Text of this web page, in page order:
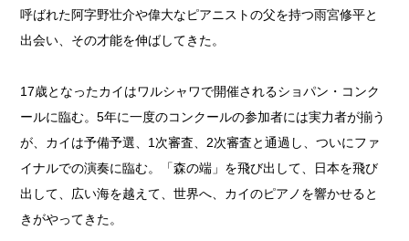
呼ばれた阿字野壮介や偉大なピアニストの父を持つ雨宮修平と
出会い、その才能を伸ばしてきた。
17歳となったカイはワルシャワで開催されるショパン・コンク
ールに臨む。5年に一度のコンクールの参加者には実力者が揃う
が、カイは予備予選、1次審査、2次審査と通過し、ついにファ
イナルでの演奏に臨む。「森の端」を飛び出して、日本を飛び
出して、広い海を越えて、世界へ、カイのピアノを響かせると
きがやってきた。